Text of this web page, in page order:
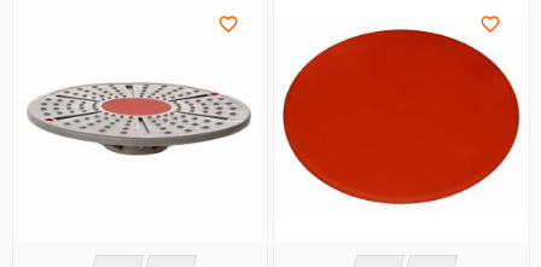
 